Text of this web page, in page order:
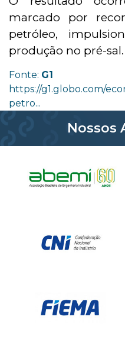
marcado por
petróleo,
produção no pré-sal.
Fonte: G1
https://g1.globo.com/
petro...
Nossos